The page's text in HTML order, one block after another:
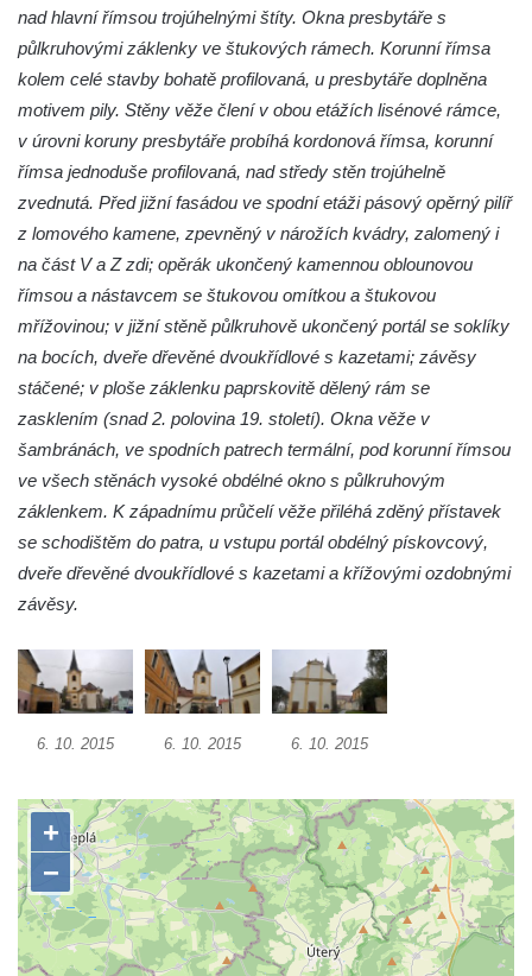
Kaple v Bezděkově
Kaple Nejsvětější Trojice v centru Liběšic
Výklenková kaple na rozcestí na jižním
okraji Liběšic
Kostel svaté Kateřiny v Chouči
Kostel svatého Augustina v Lužici
Márnice na hřbitově v Lužici
Kostel svatého Martina v Kozlech
Márnice na hřbitově v Kozlech
Kaple v Oparnu
Protestantský (evangelicko-luterský) kostel
Crostau
Kaple Nanebevstoupení Panny Marie ve
Svitavě
Výklenková kaple Piety ve Svojkově
Kostel svatého Vavřince v Okounově
Kostel svatých Petra a Pavla v Semilech
Kostel svaté Máří Magdaleny u hradu
Krasíkov
Kaple Olivetské hory pod věží kostela
svatého Michaela Archanděla v Bochově
Mildeova kaple pod Ortelem
Kostel Zvěstování Panny Marie v Duchcově
nad hlavní římsou trojúhelnými štíty. Okna presbytáře s
půlkruhovými záklenky ve štukových rámech. Korunní římsa
kolem celé stavby bohatě profilovaná, u presbytáře doplněna
motivem pily. Stěny věže člení v obou etážích lisénové rámce,
v úrovni koruny presbytáře probíhá kordonová římsa, korunní
římsa jednoduše profilovaná, nad středy stěn trojúhelně
zvednutá. Před jižní fasádou ve spodní etáži pásový opěrný pilíř
z lomového kamene, zpevněný v nárožích kvádry, zalomený i
na část V a Z zdi; opěrák ukončený kamennou oblounovou
římsou a nástavcem se štukovou omítkou a štukovou
mřížovinou; v jižní stěně půlkruhově ukončený portál se soklíky
na bocích, dveře dřevěné dvoukřídlové s kazetami; závěsy
stáčené; v ploše záklenku paprskovitě dělený rám se
zasklením (snad 2. polovina 19. století). Okna věže v
šambránách, ve spodních patrech termální, pod korunní římsou
ve všech stěnách vysoké obdélné okno s půlkruhovým
záklenkem. K západnímu průčelí věže přiléhá zděný přístavek
se schodištěm do patra, u vstupu portál obdélný pískovcový,
dveře dřevěné dvoukřídlové s kazetami a křížovými ozdobnými
závěsy.
6. 10. 2015 6. 10. 2015 6. 10. 2015